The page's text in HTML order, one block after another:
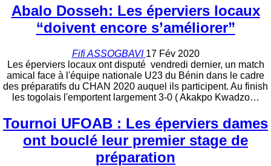
Abalo Dosseh: Les éperviers locaux
“doivent encore s’améliorer”
Fifi ASSOGBAVI 17 Fév 2020
Les éperviers locaux ont disputé vendredi dernier, un match
amical face à l'équipe nationale U23 du Bénin dans le cadre
des préparatifs du CHAN 2020 auquel ils participent. Au finish
les togolais l'emportent largement 3-0 ( Akakpo Kwadzo…
Tournoi UFOAB : Les éperviers dames
ont bouclé leur premier stage de
préparation